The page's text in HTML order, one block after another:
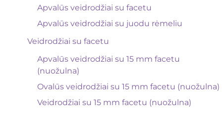
Apvalūs veidrodžiai su facetu
Apvalūs veidrodžiai su juodu rėmeliu
Veidrodžiai su facetu
Apvalūs veidrodžiai su 15 mm facetu
(nuožulna)
Ovalūs veidrodžiai su 15 mm facetu (nuožulna)
Veidrodžiai su 15 mm facetu (nuožulna)